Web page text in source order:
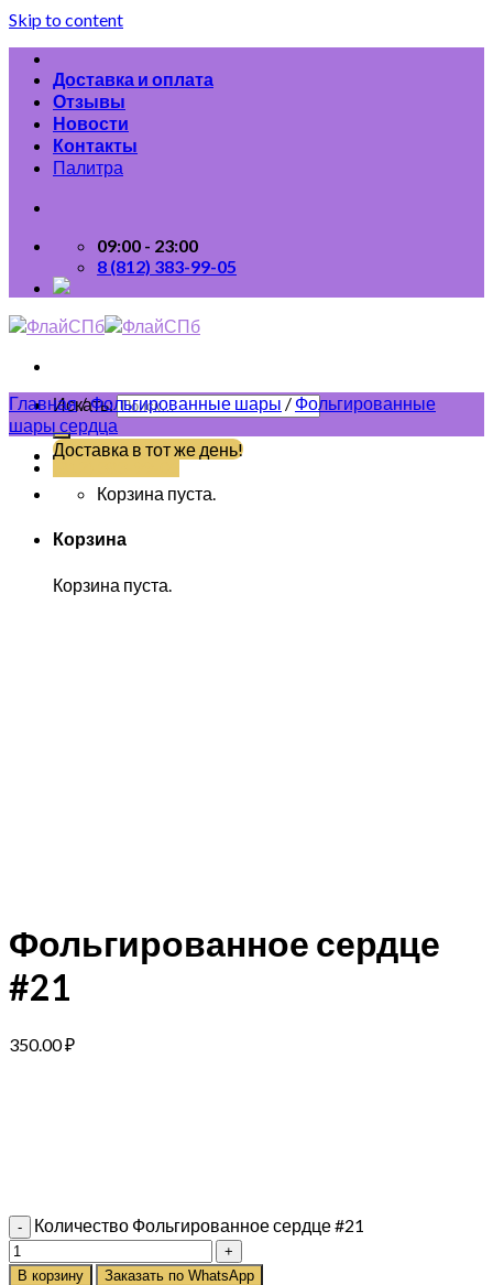
Skip to content
Доставка и оплата
Отзывы
Новости
Контакты
Палитра
09:00 - 23:00
8 (812) 383-99-05
Искать:
(812) 383-99-05
Доставка в тот же день!
Корзина пуста.
Корзина
Корзина пуста.
Главная/Фольгированные шары/Фольгированные
шары сердца
Фольгированное сердце
#21
350.00₽
Количество Фольгированное сердце #21
В корзину Заказать по WhatsApp